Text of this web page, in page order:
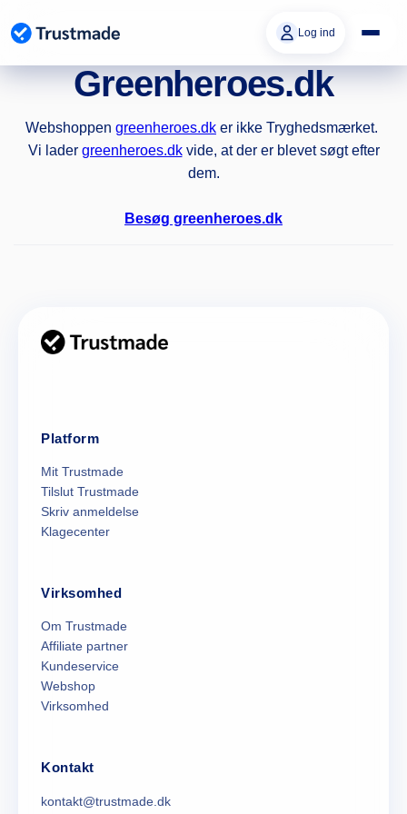
indhold
Log ind
Greenheroes.dk
Webshoppen greenheroes.dk er ikke Tryghedsmærket.
Vi lader greenheroes.dkvide, at der er blevet søgt efter
dem.
Besøg greenheroes.dk
Platform
Mit Trustmade
Tilslut Trustmade
Skriv anmeldelse
Klagecenter
Virksomhed
Om Trustmade
Affiliate partner
Kundeservice
Webshop
Virksomhed
Kontakt
kontakt@trustmade.dk